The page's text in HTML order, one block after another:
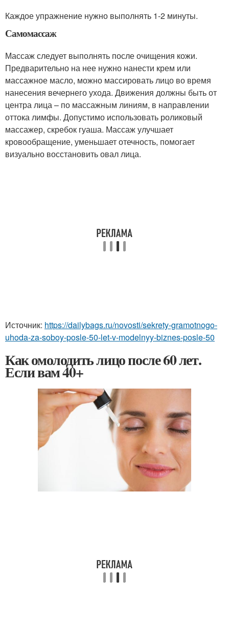
Каждое упражнение нужно выполнять 1-2 минуты.
Самомассаж
Массаж следует выполнять после очищения кожи.
Предварительно на нее нужно нанести крем или
массажное масло, можно массировать лицо во время
нанесения вечернего ухода. Движения должны быть от
центра лица – по массажным линиям, в направлении
оттока лимфы. Допустимо использовать роликовый
массажер, скребок гуаша. Массаж улучшает
кровообращение, уменьшает отечность, помогает
визуально восстановить овал лица.
Источник: https://dailybags.ru/novosti/sekrety-gramotnogo-
uhoda-za-soboy-posle-50-let-v-modelnyy-biznes-posle-50
Как омолодить лицо после 60 лет.
Если вам 40+